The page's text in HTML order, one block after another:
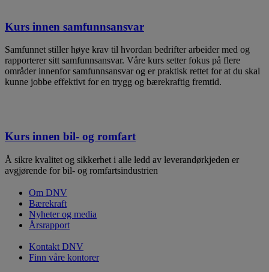
Kurs innen samfunnsansvar
Samfunnet stiller høye krav til hvordan bedrifter arbeider med og
rapporterer sitt samfunnsansvar. Våre kurs setter fokus på flere
områder innenfor samfunnsansvar og er praktisk rettet for at du skal
kunne jobbe effektivt for en trygg og bærekraftig fremtid.
Kurs innen bil- og romfart
Å sikre kvalitet og sikkerhet i alle ledd av leverandørkjeden er
avgjørende for bil- og romfartsindustrien
Om DNV
Bærekraft
Nyheter og media
Årsrapport
Kontakt DNV
Finn våre kontorer